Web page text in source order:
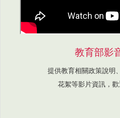
教育部影
提供教育相關政策說明
花絮等影片資訊，歡